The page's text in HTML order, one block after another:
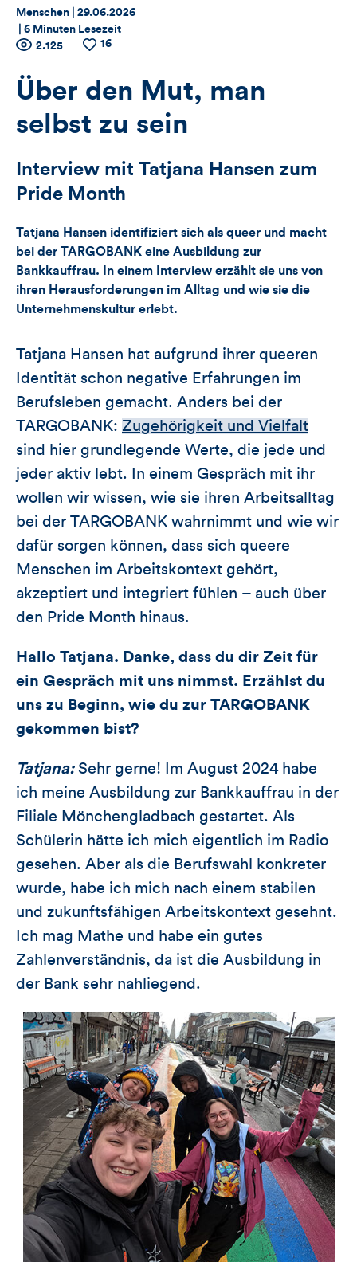
Thema:
Menschen | Datum:
29.06.2026
6 Minuten Lesezeit
Zähler
für
Views,
Likes
und
Kommentare
dieses
Artikels
Anzahl
Views
2.125
Anzahl
Likes
16
Über den Mut, man
selbst zu sein
Interview mit Tatjana Hansen zum
Pride Month
Tatjana Hansen identifiziert sich als queer und macht
bei der TARGOBANK eine Ausbildung zur
Bankkauffrau. In einem Interview erzählt sie uns von
ihren Herausforderungen im Alltag und wie sie die
Unternehmenskultur erlebt.
Tatjana Hansen hat aufgrund ihrer queeren
Identität schon negative Erfahrungen im
Berufsleben gemacht. Anders bei der
TARGOBANK: Zugehörigkeit und Vielfalt
sind hier grundlegende Werte, die jede und
jeder aktiv lebt. In einem Gespräch mit ihr
wollen wir wissen, wie sie ihren Arbeitsalltag
bei der TARGOBANK wahrnimmt und wie wir
dafür sorgen können, dass sich queere
Menschen im Arbeitskontext gehört,
akzeptiert und integriert fühlen – auch über
den Pride Month hinaus.
Hallo Tatjana. Danke, dass du dir Zeit für
ein Gespräch mit uns nimmst. Erzählst du
uns zu Beginn, wie du zur TARGOBANK
gekommen bist?
Tatjana: Sehr gerne! Im August 2024 habe
ich meine Ausbildung zur Bankkauffrau in der
Filiale Mönchengladbach gestartet. Als
Schülerin hätte ich mich eigentlich im Radio
gesehen. Aber als die Berufswahl konkreter
wurde, habe ich mich nach einem stabilen
und zukunftsfähigen Arbeitskontext gesehnt.
Ich mag Mathe und habe ein gutes
Zahlenverständnis, da ist die Ausbildung in
der Bank sehr nahliegend.